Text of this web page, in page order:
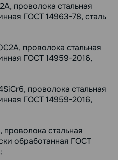
проволока стальная
ГОСТ 14963-78, сталь
проволока стальная
ГОСТ 14959-2016,
проволока стальная
ГОСТ 14959-2016,
проволока стальная
обработанная ГОСТ